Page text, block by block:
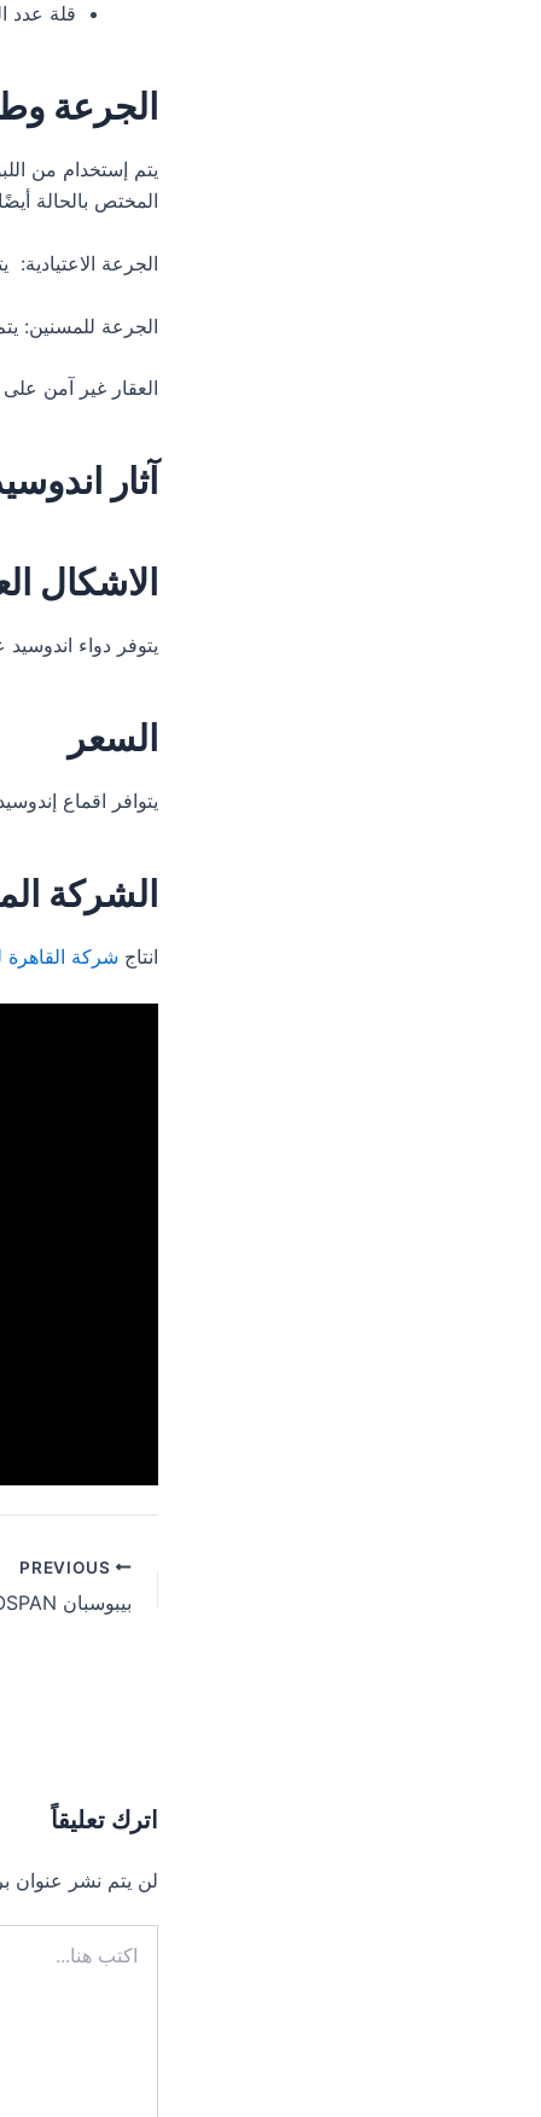
قلة عدد
الجرعة
يتم إستخدام من
المختص بالحالة
الجرعة
الجرعة للمسنين:
العقار غير آمن على
آثار
الاشكال
يتوفر دواء اندوسيد على هيئه اقراص 20 قرص
السعر
يتوافر اقماع
الشركة
انتاج شركة القاهرة
Post
navigation
اترك تعليقاً
لن يتم نشر عنوان
هنا...